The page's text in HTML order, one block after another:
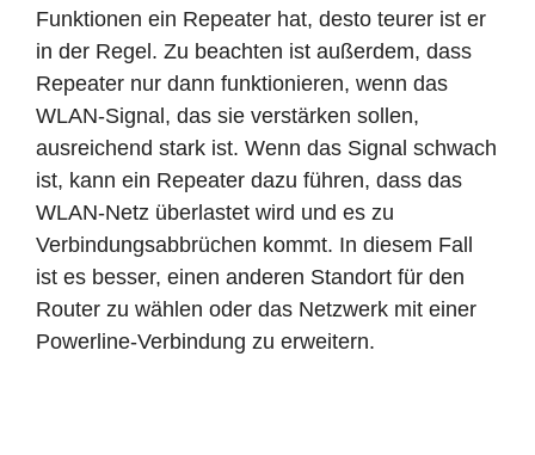
Funktionen ein Repeater hat, desto teurer ist er
in der Regel. Zu beachten ist außerdem, dass
Repeater nur dann funktionieren, wenn das
WLAN-Signal, das sie verstärken sollen,
ausreichend stark ist. Wenn das Signal schwach
ist, kann ein Repeater dazu führen, dass das
WLAN-Netz überlastet wird und es zu
Verbindungsabbrüchen kommt. In diesem Fall
ist es besser, einen anderen Standort für den
Router zu wählen oder das Netzwerk mit einer
Powerline-Verbindung zu erweitern.